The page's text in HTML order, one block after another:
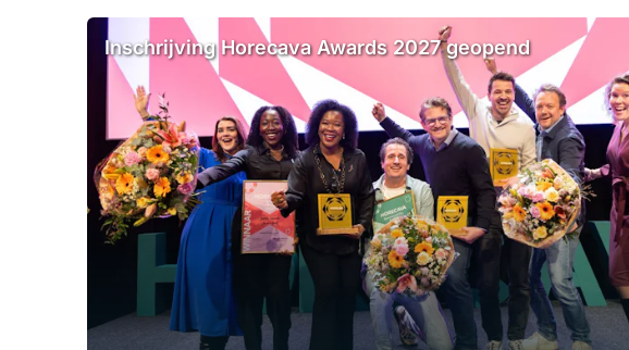
Inschrijving Horecava Awards 2027 geopend